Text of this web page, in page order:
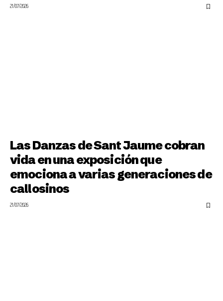
21/07/2026
Las Danzas de Sant Jaume cobran
vida en una exposición que
emociona a varias generaciones de
callosinos
21/07/2026